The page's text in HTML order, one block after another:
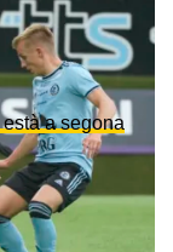
a segona